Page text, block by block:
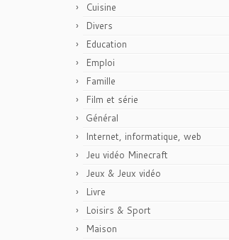
Cuisine
Divers
Education
Emploi
Famille
Film et série
Général
Internet, informatique, web
Jeu vidéo Minecraft
Jeux & Jeux vidéo
Livre
Loisirs & Sport
Maison